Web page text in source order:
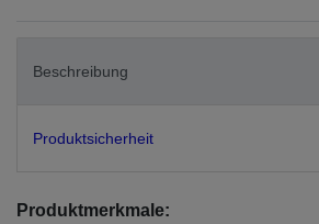
Beschreibung
Produktsicherheit
Produktmerkmale: